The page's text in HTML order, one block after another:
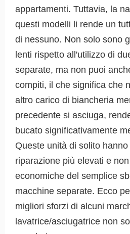
appartamenti. Tuttavia, la
questi modelli li rende un
di nessuno. Non solo sono
lenti rispetto all'utilizzo di
separate, ma non puoi
compiti, il che significa che
altro carico di biancheria
precedente si asciuga,
bucato significativamente
Queste unità di solito
riparazione più elevati e
economiche del semplice
macchine separate. Ecco
migliori sforzi di alcuni
lavatrice/asciugatrice non